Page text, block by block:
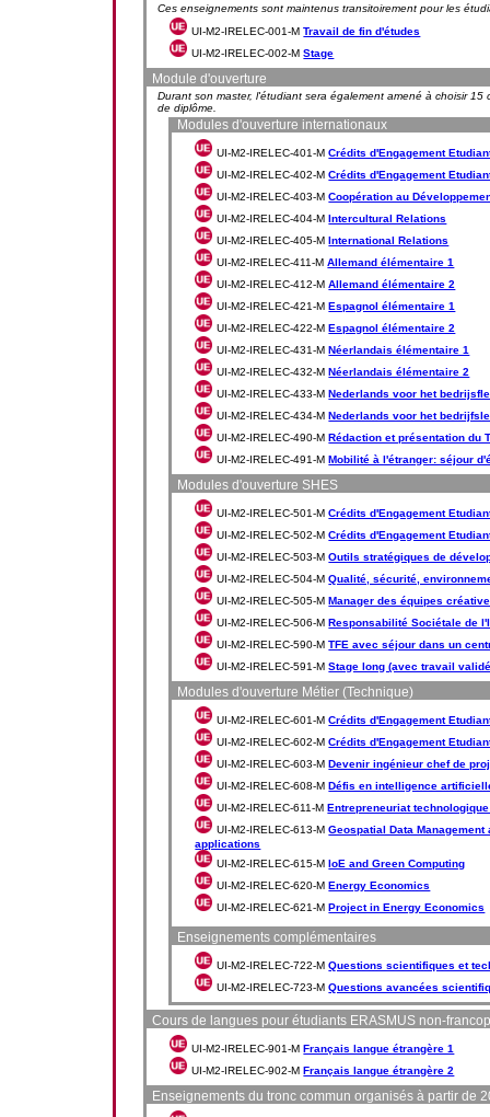
Ces enseignements sont maintenus transitoirement pour les
UI-M2-IRELEC-001-MTravail de fin d'études
UI-M2-IRELEC-002-MStage
Module d'ouverture
Durant son master, l'étudiant sera également amené à choisir
de diplôme.
Modules d'ouverture internationaux
UI-M2-IRELEC-401-MCrédits d'Engagement
UI-M2-IRELEC-402-MCrédits d'Engagement
UI-M2-IRELEC-403-MCoopération au
UI-M2-IRELEC-404-MIntercultural Relations
UI-M2-IRELEC-405-MInternational Relations
UI-M2-IRELEC-411-MAllemand élémentaire 1
UI-M2-IRELEC-412-MAllemand élémentaire 2
UI-M2-IRELEC-421-MEspagnol élémentaire 1
UI-M2-IRELEC-422-MEspagnol élémentaire 2
UI-M2-IRELEC-431-MNéerlandais élémentaire 1
UI-M2-IRELEC-432-MNéerlandais élémentaire 2
UI-M2-IRELEC-433-MNederlands voor het
UI-M2-IRELEC-434-MNederlands voor het
UI-M2-IRELEC-490-MRédaction et présentation du
UI-M2-IRELEC-491-MMobilité à l'étranger: séjour
Modules d'ouverture SHES
UI-M2-IRELEC-501-MCrédits d'Engagement
UI-M2-IRELEC-502-MCrédits d'Engagement
UI-M2-IRELEC-503-MOutils stratégiques de
UI-M2-IRELEC-504-MQualité, sécurité,
UI-M2-IRELEC-505-MManager des équipes
UI-M2-IRELEC-506-MResponsabilité Sociétale de
UI-M2-IRELEC-590-MTFE avec séjour dans un
UI-M2-IRELEC-591-MStage long (avec travail
Modules d'ouverture Métier (Technique)
UI-M2-IRELEC-601-MCrédits d'Engagement
UI-M2-IRELEC-602-MCrédits d'Engagement
UI-M2-IRELEC-603-MDevenir ingénieur chef de
UI-M2-IRELEC-608-MDéfis en intelligence
UI-M2-IRELEC-611-MEntrepreneuriat
UI-M2-IRELEC-613-MGeospatial Data
applications
UI-M2-IRELEC-615-MIoE and Green Computing
UI-M2-IRELEC-620-MEnergy Economics
UI-M2-IRELEC-621-MProject in Energy Economics
Enseignements complémentaires
UI-M2-IRELEC-722-MQuestions scientifiques et
UI-M2-IRELEC-723-MQuestions avancées
Cours de langues pour étudiants ERASMUS non-
UI-M2-IRELEC-901-MFrançais langue étrangère 1
UI-M2-IRELEC-902-MFrançais langue étrangère 2
Enseignements du tronc commun organisés à partir de